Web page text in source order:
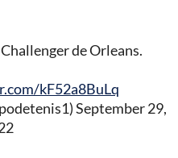
de Orleans.
kF52a8BuLq
September 29,